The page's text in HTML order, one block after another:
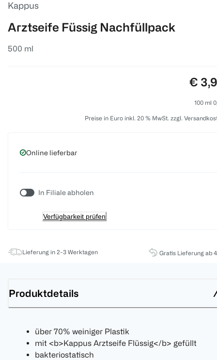
Kappus
Arztseife Füssig Nachfüllpack
500 ml
€
100 ml
Preise in Euro inkl. 20 % MwSt. zzgl.
Online lieferbar
In Filiale abholen
Verfügbarkeit prüfen
Lieferung in 2-3 Werktagen Gratis Lieferung ab
Produktdetails
über 70% weiniger Plastik
mit <b>Kappus Arztseife Flüssig</b> gefüllt
bakteriostatisch